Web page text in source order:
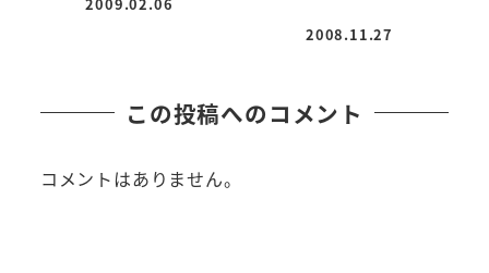
投稿日
投稿日
2008.11.27
この投稿へのコメント
コメントはありません。